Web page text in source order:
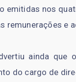
emitidas nos
remunerações e
ainda que
do cargo de